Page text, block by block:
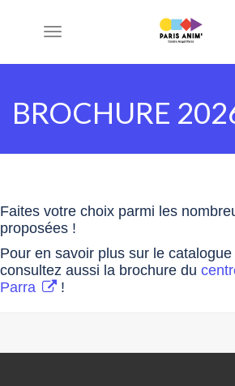
Toggle
BROCHURE
Faites votre choix parmi les
proposées !
Pour en savoir plus sur le catalogue
consultez aussi la brochure du
Parra
!